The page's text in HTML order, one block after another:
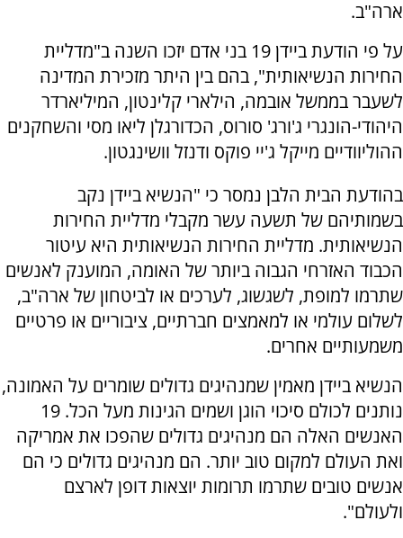
ארה"ב.
על פי הודעת ביידן 19 בני אדם יזכו השנה ב"מדליית
החירות הנשיאותית", בהם בין היתר מזכירת המדינה
לשעבר בממשל אובמה, הילארי קלינטון, המיליארדר
היהודי-הונגרי ג'ורג' סורוס, הכדורגלן ליאו מסי והשחקנים
ההוליוודיים מייקל ג'יי פוקס ודנזל וושינגטון.
בהודעת הבית הלבן נמסר כי "הנשיא ביידן נקב
בשמותיהם של תשעה עשר מקבלי מדליית החירות
הנשיאותית. מדליית החירות הנשיאותית היא עיטור
הכבוד האזרחי הגבוה ביותר של האומה, המוענק לאנשים
שתרמו למופת, לשגשוג, לערכים או לביטחון של ארה"ב,
לשלום עולמי או למאמצים חברתיים, ציבוריים או פרטיים
משמעותיים אחרים.
הנשיא ביידן מאמין שמנהיגים גדולים שומרים על האמונה,
נותנים לכולם סיכוי הוגן ושמים הגינות מעל הכל. 19
האנשים האלה הם מנהיגים גדולים שהפכו את אמריקה
ואת העולם למקום טוב יותר. הם מנהיגים גדולים כי הם
אנשים טובים שתרמו תרומות יוצאות דופן לארצם
ולעולם".